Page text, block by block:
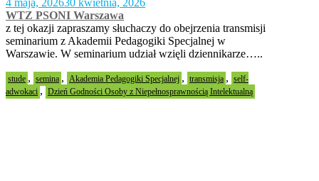
WTZ PSONI Warszawa
z tej okazji zapraszamy słuchaczy do obejrzenia transmisji
seminarium z Akademii Pedagogiki Specjalnej w
Warszawie. W seminarium udział wzięli dziennikarze…..
stude , semina , Akademia Pedagogiki Specjalnej , transmisja , self-
adwokaci , Dzień Godności Osoby z Niepełnosprawnością Intelektualną